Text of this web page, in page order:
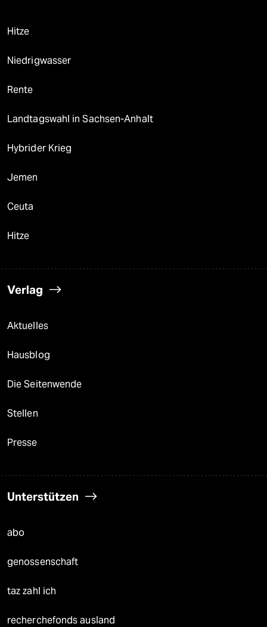
Hitze
Niedrigwasser
Rente
Landtagswahl in Sachsen-Anhalt
Hybrider Krieg
Jemen
Ceuta
Hitze
Verlag
Aktuelles
Hausblog
Die Seitenwende
Stellen
Presse
Unterstützen
abo
genossenschaft
taz zahl ich
recherchefonds ausland